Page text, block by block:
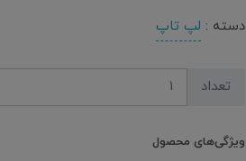
دسته : لپ تاپ
تعداد
ویژگی‌های محصول